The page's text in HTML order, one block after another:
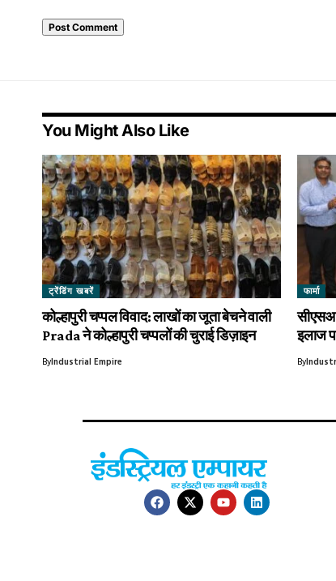
You Might Also Like
ट्रेंडिंग खबरें
कोल्हापुरी चप्पल विवाद: लाखों का जूता बेचने वाली
Prada ने कोल्हापुरी चप्पलों की चुराई डिज़ाइन
ByIndustrial Empire
फार्मा
इलाज
By